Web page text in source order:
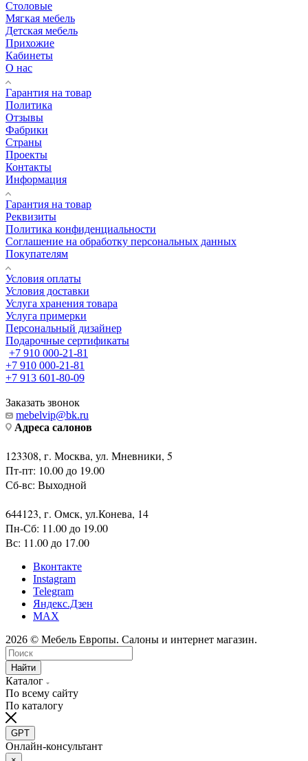
Столовые
Мягкая мебель
Детская мебель
Прихожие
Кабинеты
О нас
Гарантия на товар
Политика
Отзывы
Фабрики
Страны
Проекты
Контакты
Информация
Гарантия на товар
Реквизиты
Политика конфиденциальности
Соглашение на обработку персональных данных
Покупателям
Условия оплаты
Условия доставки
Услуга хранения товара
Услуга примерки
Персональный дизайнер
Подарочные сертификаты
+7 910 000-21-81
+7 910 000-21-81
+7 913 601-80-09
Заказать звонок
mebelvip@bk.ru
Адреса салонов
123308, г. Москва, ул. Мневники, 5
Пт-пт: 10.00 до 19.00
Сб-вс: Выходной
644123, г. Омск, ул.Конева, 14
Пн-Сб: 11.00 до 19.00
Вс: 11.00 до 17.00
Вконтакте
Instagram
Telegram
Яндекс.Дзен
MAX
2026 © Мебель Европы. Салоны и интернет магазин.
Найти
Каталог
По всему сайту
По каталогу
GPT
Онлайн-консультант